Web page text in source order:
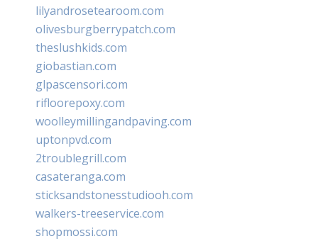
lilyandrosetearoom.com
olivesburgberrypatch.com
theslushkids.com
giobastian.com
glpascensori.com
rifloorepoxy.com
woolleymillingandpaving.com
uptonpvd.com
2troublegrill.com
casateranga.com
sticksandstonesstudiooh.com
walkers-treeservice.com
shopmossi.com